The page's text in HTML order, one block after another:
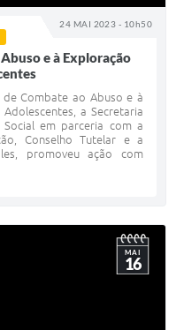
24 MAI 2023 - 10h50
e à Exploração
Combate ao Abuso e à
a Secretaria
em parceria com a
Conselho Tutelar e a
promoveu ação com
MAI
16